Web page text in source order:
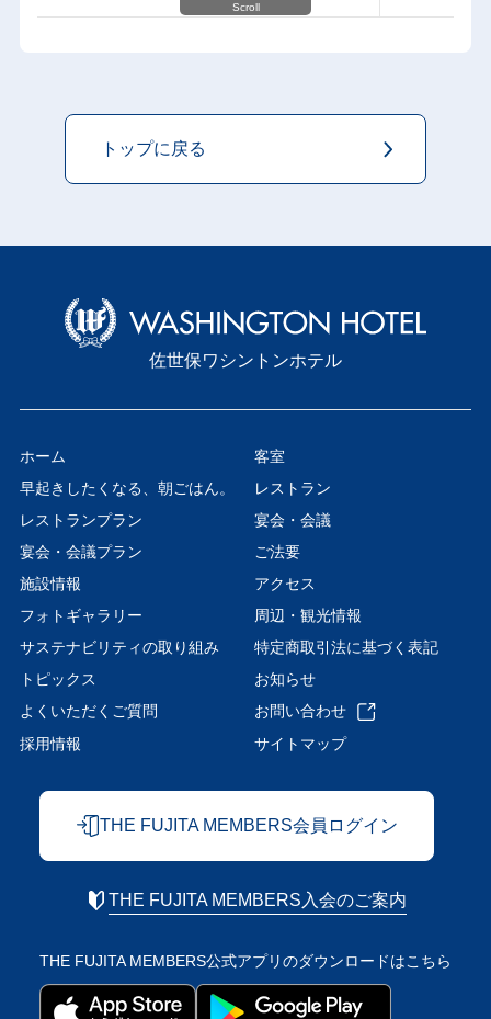
Scroll
トップに戻る
佐世保ワシントンホテル
ホーム
客室
早起きしたくなる、朝ごはん。
レストラン
レストランプラン
宴会・会議
宴会・会議プラン
ご法要
施設情報
アクセス
フォトギャラリー
周辺・観光情報
サステナビリティの取り組み
特定商取引法に基づく表記
トピックス
お知らせ
よくいただくご質問
お問い合わせ
採用情報
サイトマップ
THE FUJITA MEMBERS会員ログイン
THE FUJITA MEMBERS入会のご案内
THE FUJITA MEMBERS公式アプリのダウンロードはこちら